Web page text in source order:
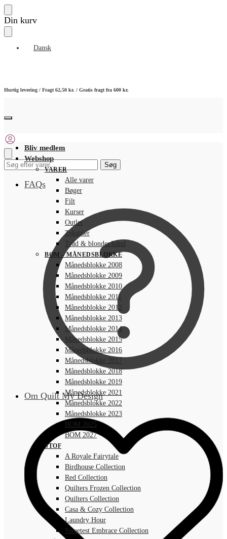
Skip
to
Skip
to
Din kurv
Dansk
Hurtig levering / Fragt 62,50 kr. / Gratis fragt fra 600 kr.
Søg
Søg
FAQs
Om Quilt My Design
Bliv medlem
Webshop
VARER
Alle varer
Bøger
Filt
Kurser
Outlet
Tekstiler
Tråd & blonder/bånd
BOM – MÅNEDSBLOKKE
Månedsblokke 2008
Månedsblokke 2009
Månedsblokke 2010
Månedsblokke 2011
Månedsblokke 2012
Månedsblokke 2013
Månedsblokke 2014
Månedsblokke 2015
Månedsblokke 2016
Månedsblokke 2017
Månedsblokke 2018
Månedsblokke 2019
Månedsblokke 2021
Månedsblokke 2022
Månedsblokke 2023
BOM 2025
BOM 2027
STOF
A Royale Fairytale
Birdhouse Collection
Red Collection
Quilters Frozen Collection
Quilters Collection
Casa & Cozy Collection
Laundry Hour
Sweetest Embrace Collection